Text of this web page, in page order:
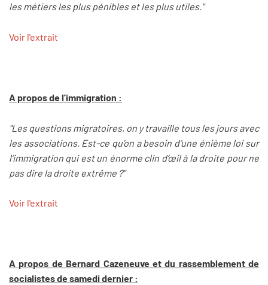
les métiers les plus pénibles et les plus utiles."
Voir l'extrait
A propos de l'immigration :
"Les questions migratoires, on y travaille tous les jours avec
les associations. Est-ce qu’on a besoin d’une énième loi sur
l’immigration qui est un énorme clin d’œil à la droite pour ne
pas dire la droite extrême ?"
Voir l'extrait
A propos de Bernard Cazeneuve et du rassemblement de
socialistes de samedi dernier :